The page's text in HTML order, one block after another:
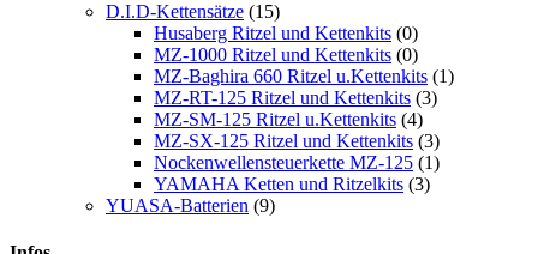
D.I.D-Kettensätze (15)
Husaberg Ritzel und Kettenkits (0)
MZ-1000 Ritzel und Kettenkits (0)
MZ-Baghira 660 Ritzel u.Kettenkits (1)
MZ-RT-125 Ritzel und Kettenkits (3)
MZ-SM-125 Ritzel u.Kettenkits (4)
MZ-SX-125 Ritzel und Kettenkits (3)
Nockenwellensteuerkette MZ-125 (1)
YAMAHA Ketten und Ritzelkits (3)
YUASA-Batterien (9)